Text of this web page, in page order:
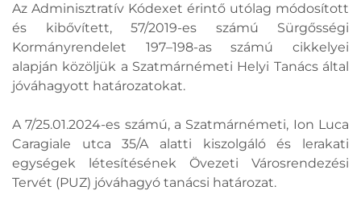
Az Adminisztratív Kódexet érintő utólag módosított
és kibővített, 57/2019-es számú Sürgősségi
Kormányrendelet 197–198-as számú cikkelyei
alapján közöljük a Szatmárnémeti Helyi Tanács által
jóváhagyott határozatokat.
A 7/25.01.2024-es számú, a Szatmárnémeti, Ion Luca
Caragiale utca 35/A alatti kiszolgáló és lerakati
egységek létesítésének Övezeti Városrendezési
Tervét (PUZ) jóváhagyó tanácsi határozat.